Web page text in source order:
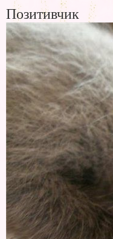
Позитивчик